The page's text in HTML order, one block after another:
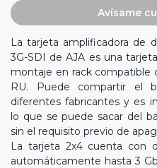
Avísame
La tarjeta amplificadora de
3G-SDI de AJA es una
montaje en rack compatible
RU. Puede compartir el
diferentes fabricantes y es
lo que se puede sacar del
sin el requisito previo de
La tarjeta 2x4 cuenta con
automáticamente hasta 3